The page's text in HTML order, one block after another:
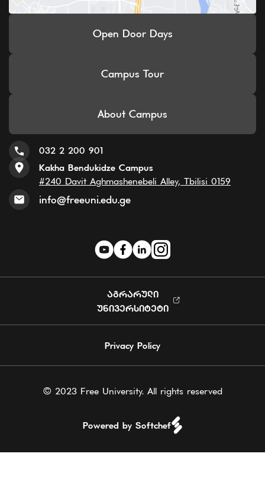
Open Door Days
Campus Tour
About Campus
032 2 200 901
Kakha Bendukidze Campus
#240 Davit Aghmashenebeli Alley, Tbilisi 0159
info@freeuni.edu.ge
ᲐᲒᲠᲐᲠᲣᲚᲘ
ᲣᲜᲘᲕᲔᲠᲡᲘᲢᲔᲢᲘ
Privacy Policy
© 2023 Free University. All rights reserved
Powered by Softchef